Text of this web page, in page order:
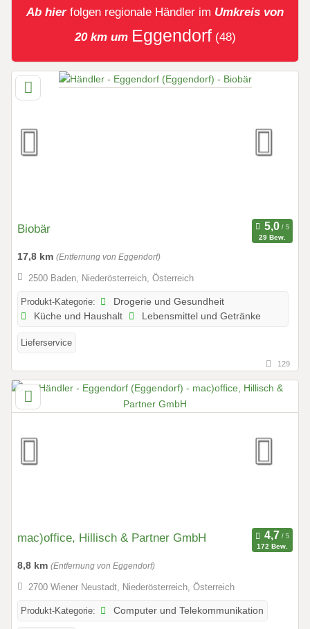
Ab hier folgen regionale Händler im Umkreis von
20 km um Eggendorf (48)
Biobär
29 Bew.
17,8 km (Entfernung von Eggendorf)
2500 Baden, Niederösterreich, Österreich
Produkt-Kategorie:
Drogerie und Gesundheit
Küche und Haushalt
Lebensmittel und Getränke
Lieferservice
129
mac)office, Hillisch & Partner GmbH
172 Bew.
8,8 km (Entfernung von Eggendorf)
2700 Wiener Neustadt, Niederösterreich, Österreich
Produkt-Kategorie: Computer und Telekommunikation